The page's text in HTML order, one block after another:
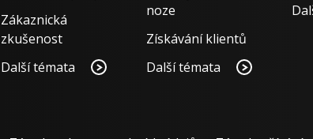
Zákaznická
zkušenost
Další témata
noze
Získávání klientů
Další témata